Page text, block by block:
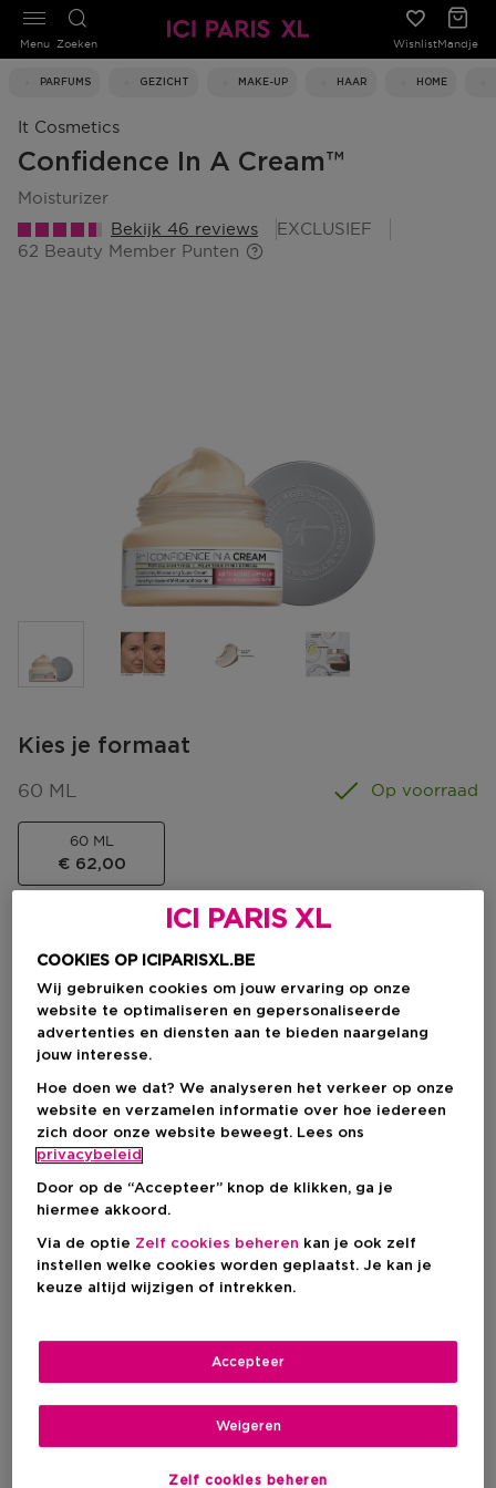
Zoeken WishlistMandje
PARFUMS GEZICHT MAKE-UP HAAR HOME
Menu
It Cosmetics
Confidence In A Cream™
moisturizer
Bekijk 46 reviews
EXCLUSIEF
62 Beauty Member Punten
Kies je formaat
60 ML Op voorraad
60 ML
€ 62,00
IN WINKELMANDJE
Op voorraad-
Ophalen in een winkel
Ophalen in een winkel nabij jou.
Selecteer een winkel
Korte beschrijving
Huidtype Alle huidtypes Droge huid
Behandeling van huidaandoeningen
Anti-ageing Hydraterend Poriëverfijnend
Meer
ICI PARIS XL
COOKIES OP ICIPARISXL.BE
Wij gebruiken cookies om jouw ervaring op onze
website te optimaliseren en gepersonaliseerde
advertenties en diensten aan te bieden naargelang
jouw interesse.
Hoe doen we dat? We analyseren het verkeer op onze
website en verzamelen informatie over hoe iedereen
zich door onze website beweegt. Lees ons
privacybeleid
Door op de “Accepteer” knop de klikken, ga je
hiermee akkoord.
Via de optie Zelf cookies beheren kan je ook zelf
instellen welke cookies worden geplaatst. Je kan je
keuze altijd wijzigen of intrekken.
Zelf cookies beheren
Weigeren
Accepteer